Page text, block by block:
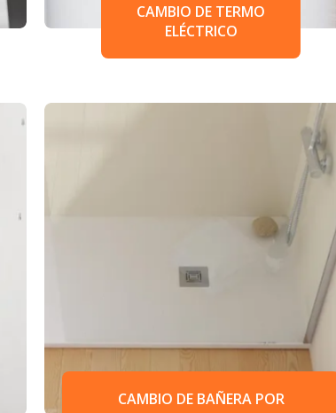
CAMBIO DE TERMO
ELÉCTRICO
CAMBIO DE BAÑERA POR